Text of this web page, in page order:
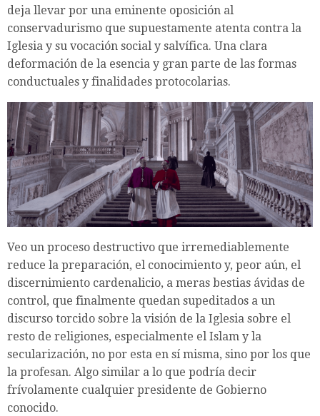
deja llevar por una eminente oposición al
conservadurismo que supuestamente atenta contra la
Iglesia y su vocación social y salvífica. Una clara
deformación de la esencia y gran parte de las formas
conductuales y finalidades protocolarias.
Veo un proceso destructivo que irremediablemente
reduce la preparación, el conocimiento y, peor aún, el
discernimiento cardenalicio, a meras bestias ávidas de
control, que finalmente quedan supeditados a un
discurso torcido sobre la visión de la Iglesia sobre el
resto de religiones, especialmente el Islam y la
secularización, no por esta en sí misma, sino por los que
la profesan. Algo similar a lo que podría decir
frívolamente cualquier presidente de Gobierno
conocido.